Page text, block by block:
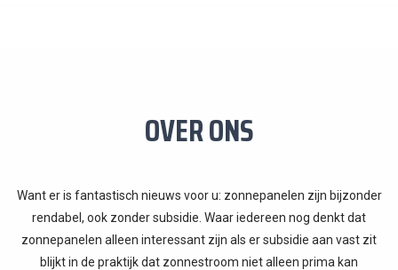
OVER ONS
Want er is fantastisch nieuws voor u: zonnepanelen zijn bijzonder
rendabel, ook zonder subsidie. Waar iedereen nog denkt dat
zonnepanelen alleen interessant zijn als er subsidie aan vast zit
blijkt in de praktijk dat zonnestroom niet alleen prima kan